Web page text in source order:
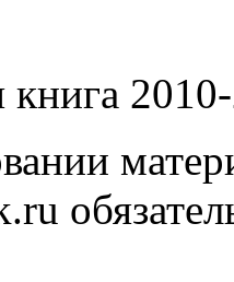
книга